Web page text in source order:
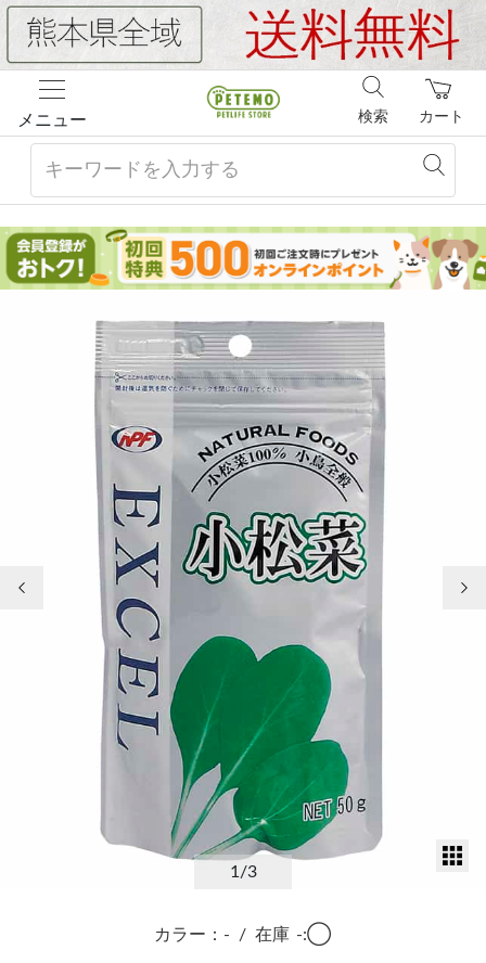
メニュー カート
検索
1/3
カラー：- / 在庫 -:◯